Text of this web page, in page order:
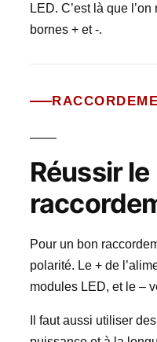
LED. C’est là que
bornes + et -.
Réussir le
Pour un bon
polarité. Le + de
modules LED, et le –
Il faut aussi utiliser